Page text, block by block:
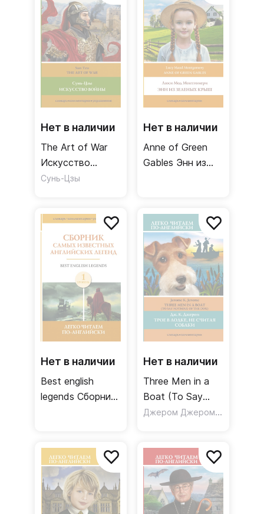
Нет в наличии
The Art of War
Искусство
войны Уровень 2
Сунь-Цзы
Нет в наличии
Anne of Green
Gables Энн из
Нет в наличии
Best english
legends Сборник
Нет в наличии
Three Men in a
Boat (To Say
Nothing of the
собаки. Уровень
4
Джером Джером Клапка